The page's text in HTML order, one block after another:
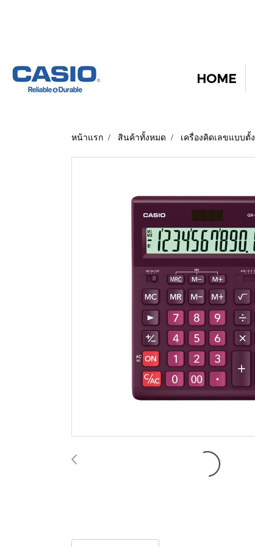
HOME
หน้าแรก สินค้าทั้งหมด เครื่องคิดเลขแบบ